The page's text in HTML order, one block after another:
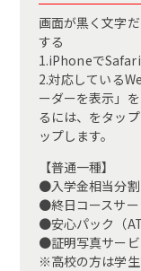
画面が黒く文字
する
1.iPhoneでSafari
2.対応している
ーダーを表示」
るには、をタッ
ップします。
【普通一種】
●入学金相当分割
●終日コースサー
●安心パック（
●証明写真サービ
※高校の方は学生